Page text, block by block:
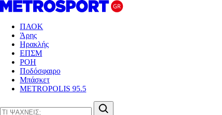
ΠΑΟΚ
Άρης
Ηρακλής
ΕΠΣΜ
ΡΟΗ
Ποδόσφαιρο
Μπάσκετ
METROPOLIS 95.5